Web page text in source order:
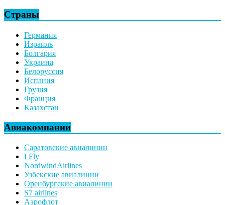
Страны
Германия
Израиль
Болгария
Украина
Белоруссия
Испания
Грузия
Франция
Казахстан
Авиакомпании
Саратовские авиалинии
I Fly
NordwindAirlines
Узбекские авиалинии
Оренбургские авиалинии
S7 airlines
Аэрофлот